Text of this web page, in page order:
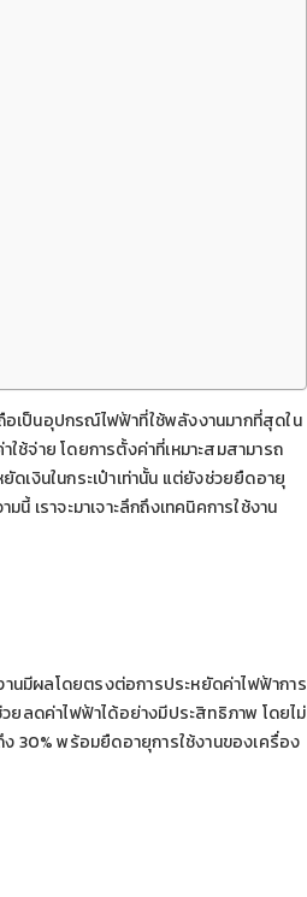
อเป็นอุปกรณ์ไฟฟ้าที่ใช้พลังงานมากที่สุดใน
จ่าย โดยการตั้งค่าที่เหมาะสมสามารถ
เงินในกระเป๋าเท่านั้น แต่ยังช่วยยืดอายุ
เราจะมาเจาะลึกถึงเทคนิคการใช้งาน
านมีผลโดยตรงต่อการประหยัดค่าไฟฟ้าการ
ลดค่าไฟฟ้าได้อย่างมีประสิทธิภาพ โดยไม่
30% พร้อมยืดอายุการใช้งานของเครื่อง